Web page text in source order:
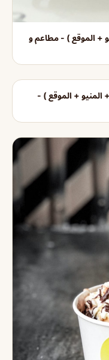
+ الموقع ) - مطاعم و
+ الموقع ) -